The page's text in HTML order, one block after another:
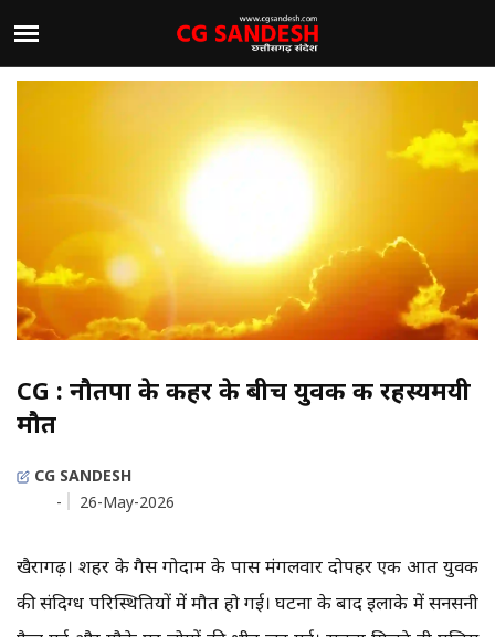
CG : नौतपा के कहर के बीच युवक की रहस्यमयी
मौत
CG SANDESH
-
26-May-2026
खैरागढ़। शहर के गैस गोदाम के पास मंगलवार दोपहर एक अज्ञात युवक
की संदिग्ध परिस्थितियों में मौत हो गई। घटना के बाद इलाके में सनसनी